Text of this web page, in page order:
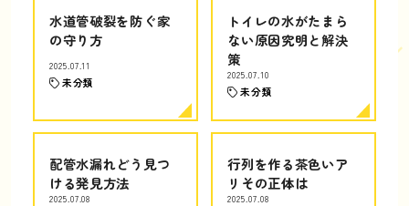
水道管破裂を防ぐ家
の守り方
2025.07.11
未分類
トイレの水がたまら
ない原因究明と解決
策
2025.07.10
未分類
配管水漏れどう見つ
ける発見方法
2025.07.08
行列を作る茶色いア
リその正体は
2025.07.08